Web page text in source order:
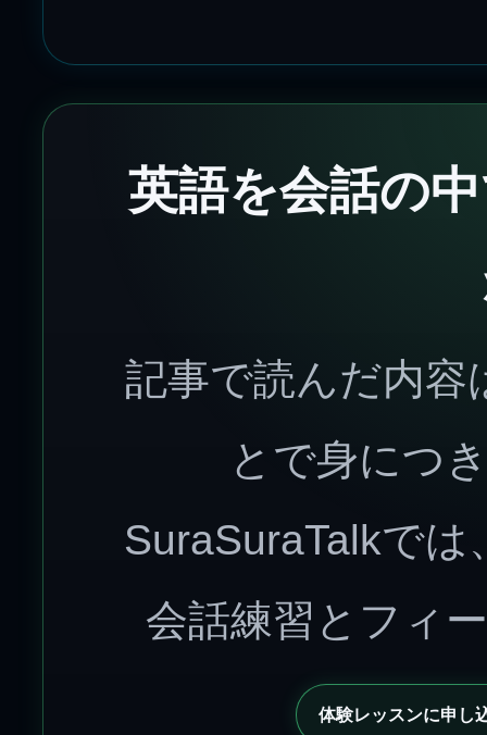
英語を会話の
記事で読んだ内容
とで身につ
SuraSuraTalkで
会話練習とフィ
体験レッスンに申し